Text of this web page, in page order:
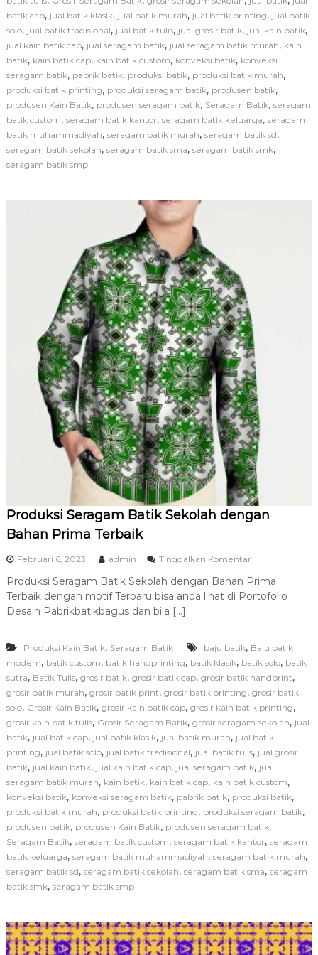
e
r
a
g
m
B
a
t
i
e
a
g
a
i
S
i
m
b
o
l
I
d
e
n
t
i
t
a
s
batik cap, jual batik klasik, jual batik murah, jual batik printing, jual batik
solo, jual batik tradisional, jual batik tulis, jual grosir batik, jual kain batik,
jual kain batik cap, jual seragam batik, jual seragam batik murah, kain
batik, kain batik cap, kain batik custom, konveksi batik, konveksi
seragam batik, pabrik batik, produksi batik, produksi batik murah,
produksi batik printing, produksi seragam batik, produsen batik,
produsen Kain Batik, produsen seragam batik, Seragam Batik, seragam
batik custom, seragam batik kantor, seragam batik keluarga, seragam
batik muhammadiyah, seragam batik murah, seragam batik sd,
seragam batik sekolah, seragam batik sma, seragam batik smk,
seragam batik smp
Produksi Seragam Batik Sekolah dengan
Bahan Prima Terbaik
Februari 6, 2023 admin Tinggalkan Komentarp
d
a
d
u
k
S
e
r
a
g
m
B
a
t
i
k
e
a
h
Produksi Seragam Batik Sekolah dengan Bahan Prima
Terbaik dengan motif Terbaru bisa anda lihat di Portofolio
Desain Pabrikbatikbagus dan bila […]
Produksi Kain Batik, Seragam Batik baju batik, Baju batik
modern, batik custom, batik handprinting, batik klasik, batik solo, batik
sutra, Batik Tulis, grosir batik, grosir batik cap, grosir batik handprint,
grosir batik murah, grosir batik print, grosir batik printing, grosir batik
solo, Grosir Kain Batik, grosir kain batik cap, grosir kain batik printing,
grosir kain batik tulis, Grosir Seragam Batik, grosir seragam sekolah, jual
batik, jual batik cap, jual batik klasik, jual batik murah, jual batik
printing, jual batik solo, jual batik tradisional, jual batik tulis, jual grosir
batik, jual kain batik, jual kain batik cap, jual seragam batik, jual
seragam batik murah, kain batik, kain batik cap, kain batik custom,
konveksi batik, konveksi seragam batik, pabrik batik, produksi batik,
produksi batik murah, produksi batik printing, produksi seragam batik,
produsen batik, produsen Kain Batik, produsen seragam batik,
Seragam Batik, seragam batik custom, seragam batik kantor, seragam
batik keluarga, seragam batik muhammadiyah, seragam batik murah,
seragam batik sd, seragam batik sekolah, seragam batik sma, seragam
batik smk, seragam batik smp